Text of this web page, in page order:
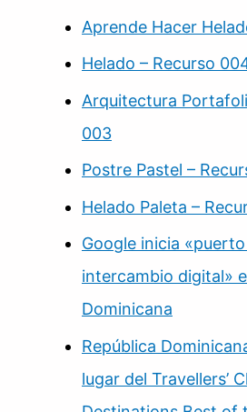
Aprende Hacer
Helado – Recurso
Arquitectura
003
Postre Pastel –
Helado Paleta –
Google inicia
intercambio digital»
Dominicana
República
lugar del Travellers’